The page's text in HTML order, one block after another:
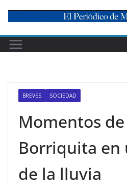
content
BREVES SOCIEDAD
Momentos de
Borriquita en
de la lluvia